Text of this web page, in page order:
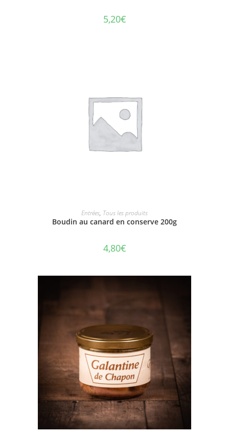
5,20€
AJOUTER AU PANIER
Entrées, Tous les produits
Boudin au canard en conserve 200g
4,80€